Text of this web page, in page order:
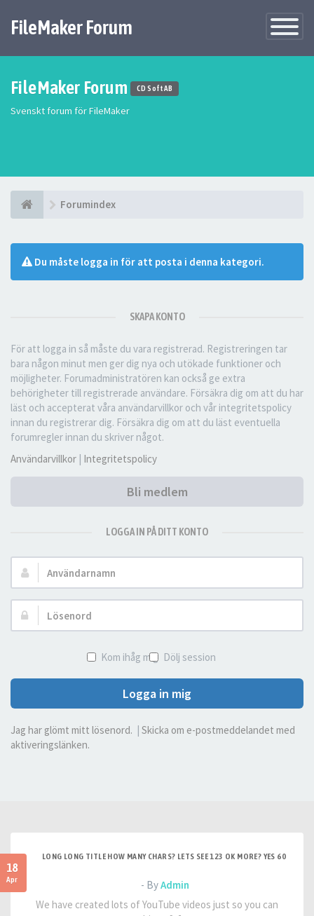
Växla
FileMaker Forum
FileMaker Forum CD Soft AB
Svenskt forum för FileMaker
Forumindex
Du måste logga in för att posta i denna kategori.
SKAPA KONTO
För att logga in så måste du vara registrerad. Registreringen tar
bara någon minut men ger dig nya och utökade funktioner och
möjligheter. Forumadministratören kan också ge extra
behörigheter till registrerade användare. Försäkra dig om att du har
läst och accepterat våra användarvillkor och vår integritetspolicy
innan du registrerar dig. Försäkra dig om att du läst eventuella
forumregler innan du skriver något.
Användarvillkor | Integritetspolicy
Bli medlem
LOGGA IN PÅ DITT KONTO
Användarnamn:
Lösenord:
Kom ihåg mig Dölj session
Logga in mig
Jag har glömt mitt lösenord. | Skicka om e-postmeddelandet med
aktiveringslänken.
18
Apr
LONG LONG TITLE HOW MANY CHARS? LETS SEE 123 OK MORE? YES 60
- ByAdmin
We have created lots of YouTube videos just so you can